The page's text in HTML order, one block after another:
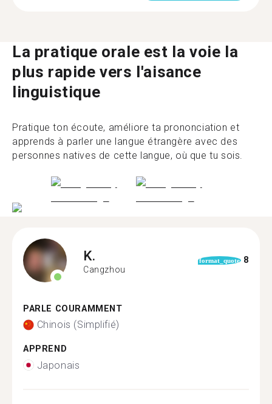
La pratique orale est la voie la
plus rapide vers l'aisance
linguistique
Pratique ton écoute, améliore ta prononciation et
apprends à parler une langue étrangère avec des
personnes natives de cette langue, où que tu sois.
K.
Cangzhou
format_quote 8
PARLE COURAMMENT
Chinois (Simplifié)
APPREND
Japonais